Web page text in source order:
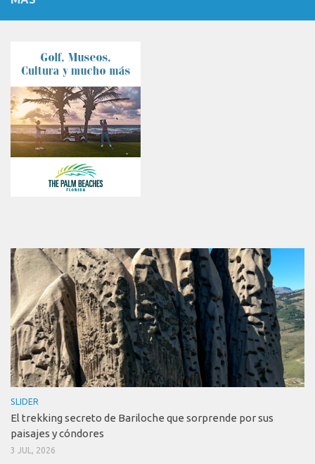
SLIDER
El trekking secreto de Bariloche que sorprende por sus
paisajes y cóndores
3 JUL, 2026